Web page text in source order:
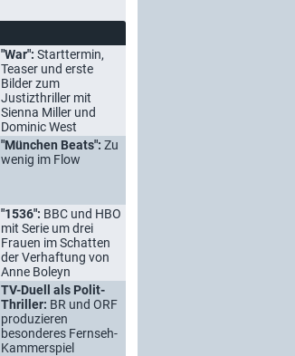
"War": Starttermin,
Teaser und erste
Bilder zum
Justizthriller mit
Sienna Miller und
Dominic West
"München Beats": Zu
wenig im Flow
"1536": BBC und HBO
mit Serie um drei
Frauen im Schatten
der Verhaftung von
Anne Boleyn
TV-Duell als Polit-
Thriller: BR und ORF
produzieren
besonderes Fernseh-
Kammerspiel